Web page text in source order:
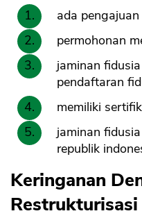
ada
permohonan
jaminan
pendaftaran
memiliki
jaminan
republik
Keringanan